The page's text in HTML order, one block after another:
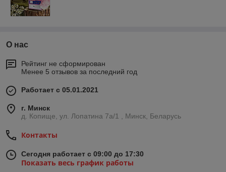
О нас
Рейтинг не сформирован
Менее 5 отзывов за последний год
Работает с 05.01.2021
г. Минск
д. Копище, ул. Лопатина 7а/1 , Минск, Беларусь
Контакты
Сегодня работает с 09:00 до 17:30
Показать весь график работы